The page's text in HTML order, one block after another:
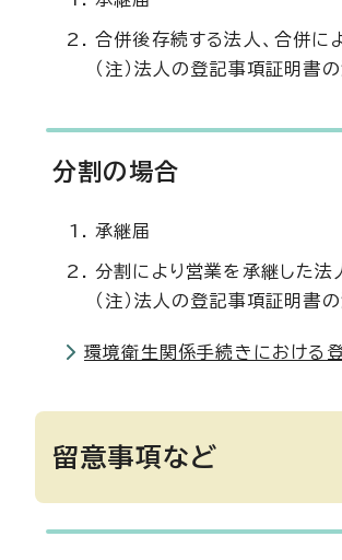
合併後存続する法人、合併
（注）法人の登記事項証明書
分割の場合
承継届
分割により営業を承継した法
（注）法人の登記事項証明書
環境衛生関係手続きにおける
留意事項など